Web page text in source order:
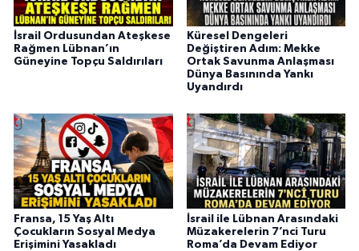
İsrail Ordusundan Ateşkese
Rağmen Lübnan’ın
Güneyine Topçu Saldırıları
Küresel Dengeleri
Değiştiren Adım: Mekke
Ortak Savunma Anlaşması
Dünya Basınında Yankı
Uyandırdı
Fransa, 15 Yaş Altı
Çocukların Sosyal Medya
Erişimini Yasakladı
İsrail ile Lübnan Arasındaki
Müzakerelerin 7’nci Turu
Roma’da Devam Ediyor